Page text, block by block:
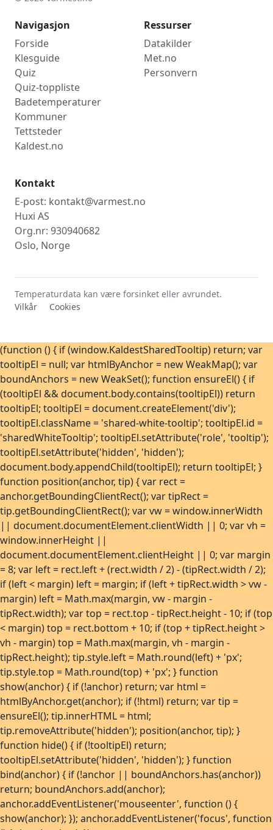
Uke 27
Uke 28
12. juli 2026
Uke 29
19. juli 2026
Uke 30
Uke 31
Uke 32
Navigasjon
Forside
Klesguide
Quiz
Quiz-toppliste
Badetemperaturer
Kommuner
Tettsteder
Kaldest.no
Ressurser
Datakilder
Met.no
Personvern
Kontakt
E-post: kontakt@varmest.no
Huxi AS
Org.nr: 930940682
Oslo, Norge
Temperaturdata kan være forsinket eller avrundet.
Vilkår
Cookies
(function () { if (window.KaldestSharedTooltip) return; var
tooltipEl = null; var htmlByAnchor = new WeakMap(); var
boundAnchors = new WeakSet(); function ensureEl() { if
(tooltipEl && document.body.contains(tooltipEl)) return
tooltipEl; tooltipEl = document.createElement('div');
tooltipEl.className = 'shared-white-tooltip'; tooltipEl.id =
'sharedWhiteTooltip'; tooltipEl.setAttribute('role', 'tooltip');
tooltipEl.setAttribute('hidden', 'hidden');
document.body.appendChild(tooltipEl); return tooltipEl; }
function position(anchor, tip) { var rect =
anchor.getBoundingClientRect(); var tipRect =
tip.getBoundingClientRect(); var vw = window.innerWidth
|| document.documentElement.clientWidth || 0; var vh =
window.innerHeight ||
document.documentElement.clientHeight || 0; var margin
= 8; var left = rect.left + (rect.width / 2) - (tipRect.width / 2);
if (left < margin) left = margin; if (left + tipRect.width > vw -
margin) left = Math.max(margin, vw - margin -
tipRect.width); var top = rect.top - tipRect.height - 10; if (top
< margin) top = rect.bottom + 10; if (top + tipRect.height >
vh - margin) top = Math.max(margin, vh - margin -
tipRect.height); tip.style.left = Math.round(left) + 'px';
tip.style.top = Math.round(top) + 'px'; } function
show(anchor) { if (!anchor) return; var html =
htmlByAnchor.get(anchor); if (!html) return; var tip =
ensureEl(); tip.innerHTML = html;
tip.removeAttribute('hidden'); position(anchor, tip); }
function hide() { if (!tooltipEl) return;
tooltipEl.setAttribute('hidden', 'hidden'); } function
bind(anchor) { if (!anchor || boundAnchors.has(anchor))
return; boundAnchors.add(anchor);
anchor.addEventListener('mouseenter', function () {
show(anchor); }); anchor.addEventListener('focus', function